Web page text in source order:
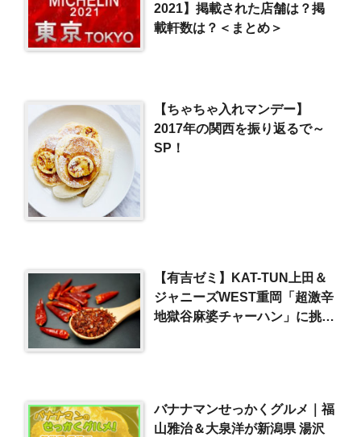
2021】掲載された店舗は？掲
載軒数は？＜まとめ＞
【ちゃちゃ入れマンデー】
2017年の関西を振り返るで～
SP！
【有吉ゼミ】KAT-TUN上田＆
ジャニーズWEST重岡「超激辛
地獄谷麻婆チャーハン」に挑
バナナマンせっかくグルメ｜福
山雅治＆大泉洋が新潟県 湯沢